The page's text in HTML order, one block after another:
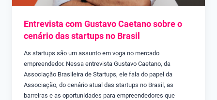
Entrevista com Gustavo Caetano sobre o
cenário das startups no Brasil
As startups são um assunto em voga no mercado
empreendedor. Nessa entrevista Gustavo Caetano, da
Associação Brasileira de Startups, ele fala do papel da
Associação, do cenário atual das startups no Brasil, as
barreiras e as oportunidades para empreendedores que